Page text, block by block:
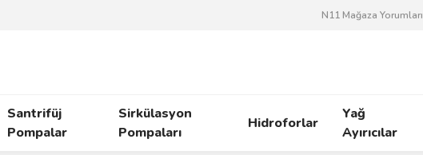
N11 Mağaza Yorumları
Santrifüj
Pompalar
Sirkülasyon
Pompaları
Hidroforlar
Yağ
Ayırıcılar